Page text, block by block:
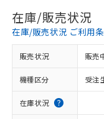
在庫/販売状況
在庫/販売状況 ご利用
販売状況 販売
機種区分 受注
在庫状況